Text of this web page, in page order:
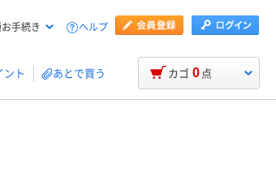
手続き ヘルプ
ント あとで買う カゴ 0 点